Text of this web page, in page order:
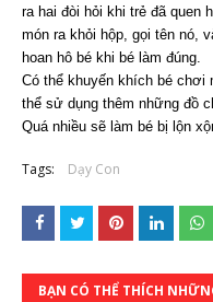
ra hai đòi hỏi khi trẻ đã quen
món ra khỏi hộp, gọi tên nó,
hoan hô bé khi bé làm đúng.
Có thể khuyến khích bé chơi
thể sử dụng thêm những đồ
Quá nhiều sẽ làm bé bị lộn
Tags: Dạy Con
BẠN CÓ THỂ THÍCH